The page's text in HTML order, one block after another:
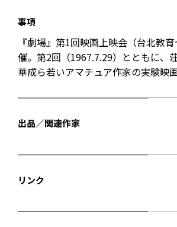
事項
『劇場』第1回映画上映会（台北教
催。第2回（1967.7.29）とともに、
華成ら若いアマチュア作家の実験映
出品／関連作家
リンク